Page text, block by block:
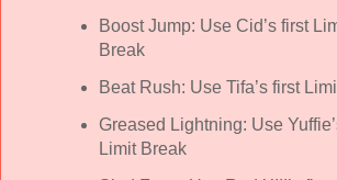
Boost Jump: Use Cid’s first
Break
Beat Rush: Use Tifa’s first
Greased Lightning: Use
Limit Break